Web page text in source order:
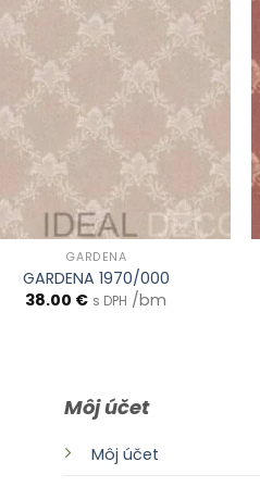
GARDENA
GARDENA 1970/000
38.00 € s DPH /bm
Môj účet
Môj účet